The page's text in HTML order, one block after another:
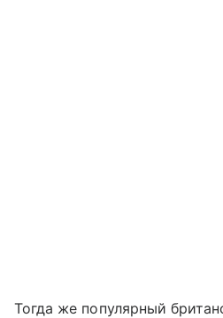
Тогда же популярный